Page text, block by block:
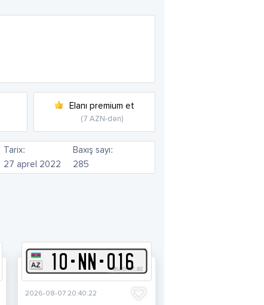
Elanı premium et
(7 AZN-dən)
Tarix:
27 aprel 2022
Baxış sayı:
285
10-NN-016
2026-08-07 20:40:22